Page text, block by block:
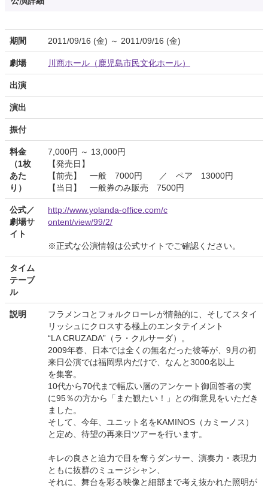
期間 2011/09/16 (金) ～ 2011/09/16 (金)
劇場 川商ホール（鹿児島市民文化ホール）
出演
演出
振付
料金
（1枚
あた
り）
7,000円 ～ 13,000円
【発売日】
【前売】 一般 7000円 ／ ペア 13000円
【当日】 一般券のみ販売 7500円
公式／
劇場サ
イト
http://www.yolanda-office.com/c
ontent/view/99/2/
※正式な公演情報は公式サイトでご確認ください。
タイム
テーブ
ル
説明
フラメンコとフォルクローレが情熱的に、そしてスタイ
リッシュにクロスする極上のエンタテイメント
“LA CRUZADA”（ラ・クルサーダ）。
2009年春、日本では全くの無名だった彼等が、9月の初
来日公演では福岡県内だけで、なんと3000名以上
を集客。
10代から70代まで幅広い層のアンケート御回答者の実
に95％の方から「また観たい！」との御意見をいただき
ました。
そして、今年、ユニット名をKAMINOS（カミーノス）
と定め、待望の再来日ツアーを行います。
キレの良さと迫力で目を奪うダンサー、演奏力・表現力
ともに抜群のミュージシャン、
それに、舞台を彩る映像と細部まで考え抜かれた照明が